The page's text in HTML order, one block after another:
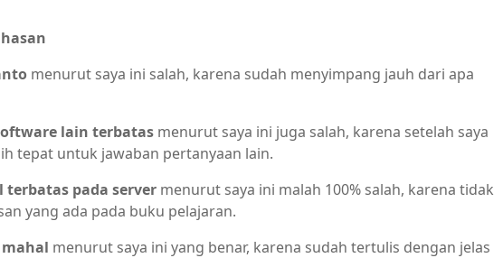
menurut saya ini salah, karena sudah menyimpang jauh dari apa
lain terbatas menurut saya ini juga salah, karena setelah saya
tepat untuk jawaban pertanyaan lain.
terbatas pada server menurut saya ini malah 100% salah, karena tidak
yang ada pada buku pelajaran.
menurut saya ini yang benar, karena sudah tertulis dengan jelas